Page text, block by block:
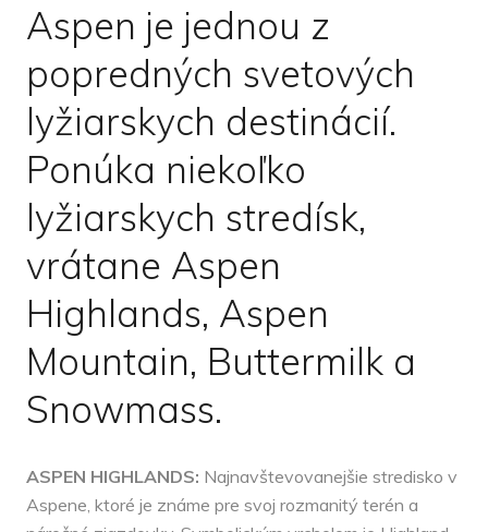
Aspen je jednou z
popredných svetových
lyžiarskych destinácií.
Ponúka niekoľko
lyžiarskych stredísk,
vrátane Aspen
Highlands, Aspen
Mountain, Buttermilk a
Snowmass.
ASPEN HIGHLANDS: Najnavštevovanejšie stredisko v
Aspene, ktoré je známe pre svoj rozmanitý terén a